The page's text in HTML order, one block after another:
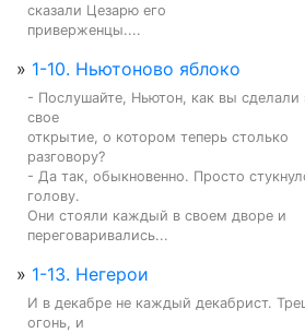
сказали Цезарю его
приверженцы....
» 1-10. Ньютоново яблоко
- Послушайте, Ньютон, как вы сделали
свое
открытие, о котором теперь столько
разговору?
- Да так, обыкновенно. Просто
голову.
Они стояли каждый в своем дворе и
переговаривались...
» 1-13. Негерои
И в декабре не каждый декабрист.
огонь, и